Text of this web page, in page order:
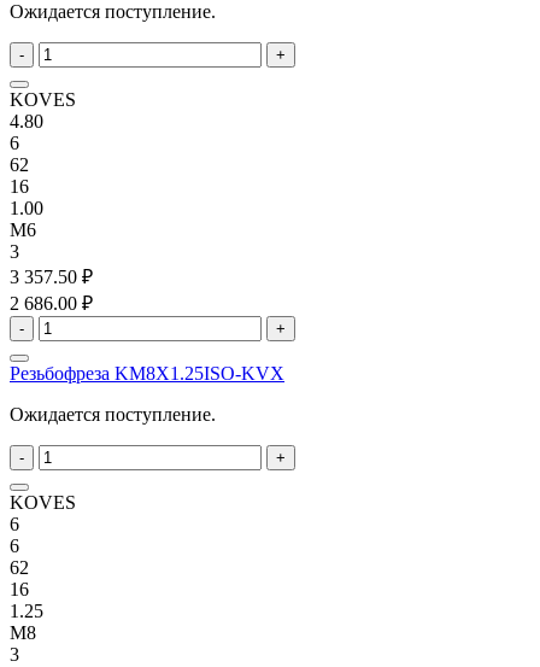
Ожидается поступление.
- +
KOVES
4.80
6
62
16
1.00
M6
3
3 357.50 ₽
2 686.00 ₽
- +
Резьбофреза KM8X1.25ISO-KVX
Ожидается поступление.
- +
KOVES
6
6
62
16
1.25
M8
3